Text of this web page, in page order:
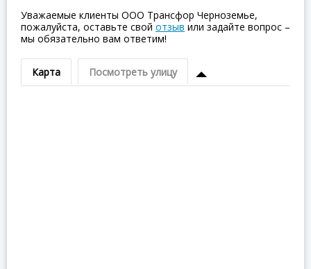
Уважаемые клиенты ООО Трансфор Черноземье,
пожалуйста, оставьте свой отзыв или задайте вопрос –
мы обязательно вам ответим!
Карта Посмотреть улицу